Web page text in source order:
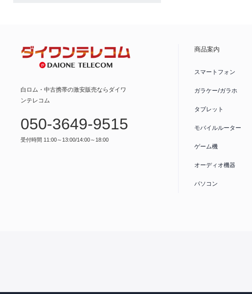
白ロム・中古携帯の激安販売ならダイワ
ンテレコム
050-3649-9515
受付時間 11:00～13:00/14:00～18:00
商品案内
スマートフォン
ガラケー/ガラホ
タブレット
モバイルルーター
ゲーム機
オーディオ機器
パソコン